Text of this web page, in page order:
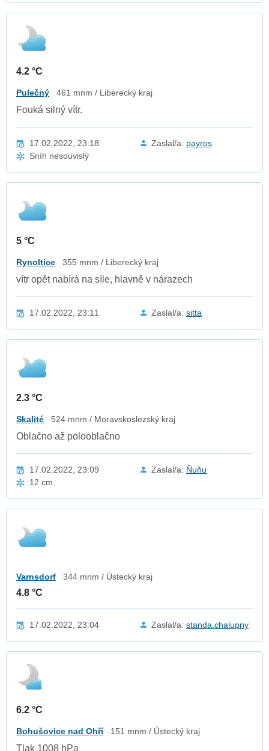
4.2 °C
Pulečný 461 mnm / Liberecký kraj
Fouká silný vítr.
17.02.2022, 23:18 Zaslal/a: payros
Sníh nesouvislý
5 °C
Rynoltice 355 mnm / Liberecký kraj
vítr opět nabírá na síle, hlavně v nárazech
17.02.2022, 23:11 Zaslal/a: sitta
2.3 °C
Skalité 524 mnm / Moravskoslezský kraj
Oblačno až polooblačno
17.02.2022, 23:09 Zaslal/a: Ňuňu
12 cm
Varnsdorf 344 mnm / Ústecký kraj
4.8 °C
17.02.2022, 23:04 Zaslal/a: standa.chalupny
6.2 °C
Bohušovice nad Ohří 151 mnm / Ústecký kraj
Tlak 1008 hPa